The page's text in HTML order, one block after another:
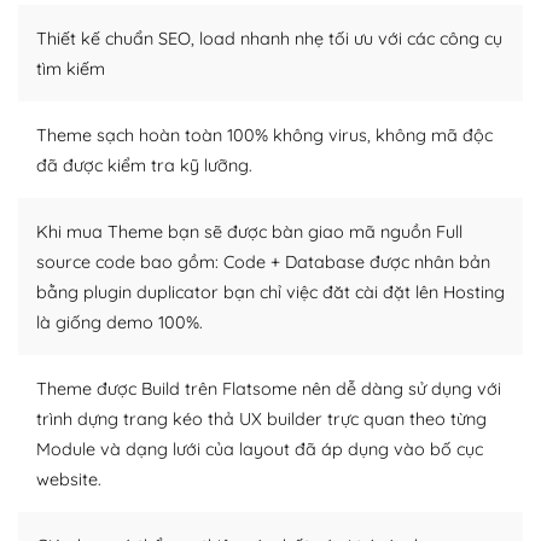
– Sở hữu một cộng đồng lớn, sẵn sàng hỗ trợ
khổng lồ được kiểm duyệt bởi các nhân viên và những
người cuồng tín WordPress.
kiếm những cộng đồng WordPress, họ sẽ giúp bạn trả
lời, giải đáp vấn đề của bạn.
Cộng đồng sử dụng WordPress sẵn sàng hỗ trợ bạn
Plugin mở rộng là thành phần cài đặt thêm vào
WordPress để tăng thêm các tính năng cần thiết. Có
nhiều plugin trả phí hoặc miễn phí.
Thiết kế chuẩn SEO, load nhanh nhẹ tối ưu với các công cụ
tìm kiếm
Theme sạch hoàn toàn 100% không virus, không mã độc
đã được kiểm tra kỹ lưỡng.
Khi mua Theme bạn sẽ được bàn giao mã nguồn Full
source code bao gồm: Code + Database được nhân bản
bằng plugin duplicator bạn chỉ việc đăt cài đặt lên Hosting
là giống demo 100%.
Theme được Build trên Flatsome nên dễ dàng sử dụng với
trình dựng trang kéo thả UX builder trực quan theo từng
Module và dạng lưới của layout đã áp dụng vào bố cục
website.